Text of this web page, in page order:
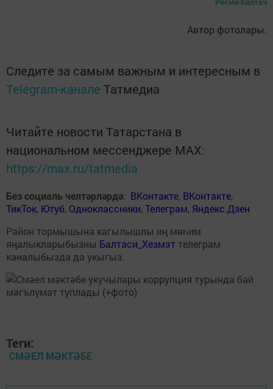
Автор фотолары.
Следите за самым важным и интересным в
Telegram-канале Татмедиа
Читайте новости Татарстана в
национальном мессенджере MАХ:
https://max.ru/tatmedia
Без социаль челтәрләрдә: ВКонтакте, ВКонтакте,
ТикТок, Ютуб, Одноклассники,Телеграм, Яндекс.Дзен
Район тормышына кагылышлы иң мөһим
яңалыкларыбызны Балтаси_Хезмэт телеграм
каналыбызда да укыгыз.
Теги:
СМӘЕЛ МӘКТӘБЕ